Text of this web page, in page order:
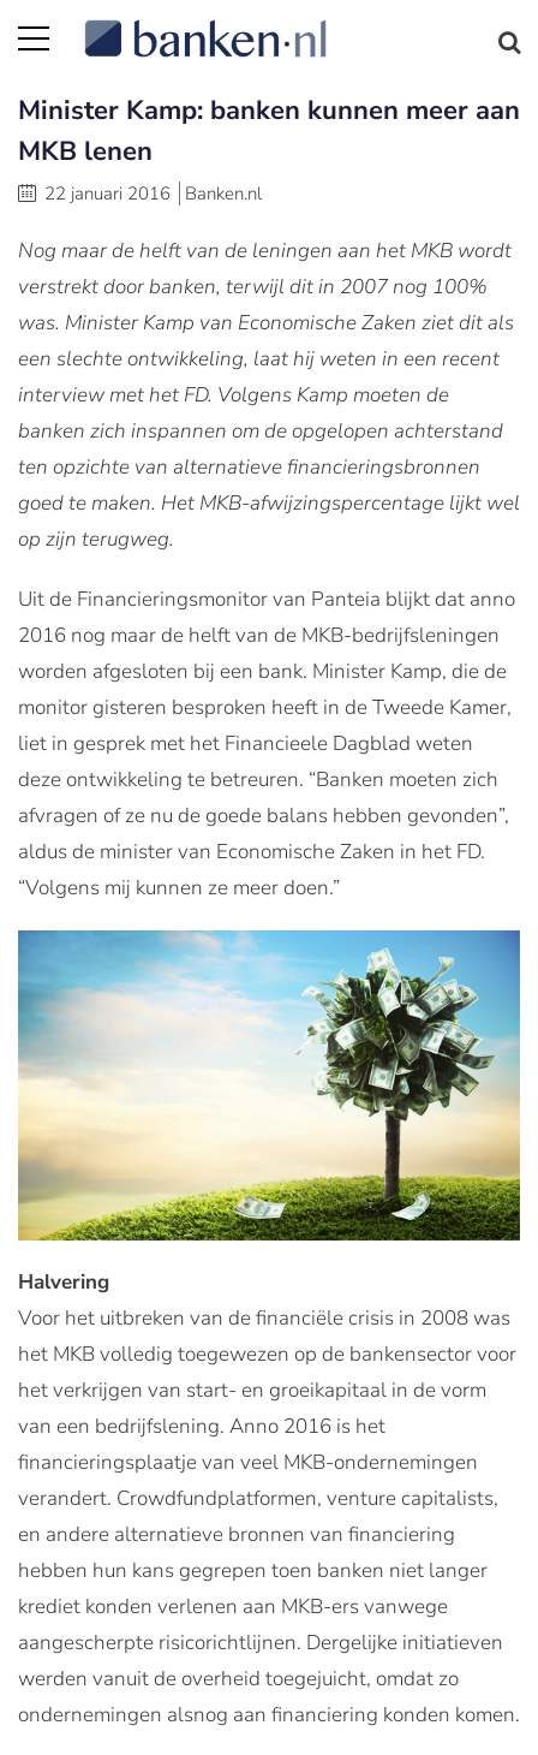
Minister Kamp: banken kunnen meer aan
MKB lenen
22 januari 2016 Banken.nl
Nog maar de helft van de leningen aan het MKB wordt
verstrekt door banken, terwijl dit in 2007 nog 100%
was. Minister Kamp van Economische Zaken ziet dit als
een slechte ontwikkeling, laat hij weten in een recent
interview met het FD. Volgens Kamp moeten de
banken zich inspannen om de opgelopen achterstand
ten opzichte van alternatieve financieringsbronnen
goed te maken. Het MKB-afwijzingspercentage lijkt wel
op zijn terugweg.
Uit de Financieringsmonitor van Panteia blijkt dat anno
2016 nog maar de helft van de MKB-bedrijfsleningen
worden afgesloten bij een bank. Minister Kamp, die de
monitor gisteren besproken heeft in de Tweede Kamer,
liet in gesprek met het Financieele Dagblad weten
deze ontwikkeling te betreuren. “Banken moeten zich
afvragen of ze nu de goede balans hebben gevonden”,
aldus de minister van Economische Zaken in het FD.
“Volgens mij kunnen ze meer doen.”
Halvering
Voor het uitbreken van de financiële crisis in 2008 was
het MKB volledig toegewezen op de bankensector voor
het verkrijgen van start- en groeikapitaal in de vorm
van een bedrijfslening. Anno 2016 is het
financieringsplaatje van veel MKB-ondernemingen
verandert. Crowdfundplatformen, venture capitalists,
en andere alternatieve bronnen van financiering
hebben hun kans gegrepen toen banken niet langer
krediet konden verlenen aan MKB-ers vanwege
aangescherpte risicorichtlijnen. Dergelijke initiatieven
werden vanuit de overheid toegejuicht, omdat zo
ondernemingen alsnog aan financiering konden komen.